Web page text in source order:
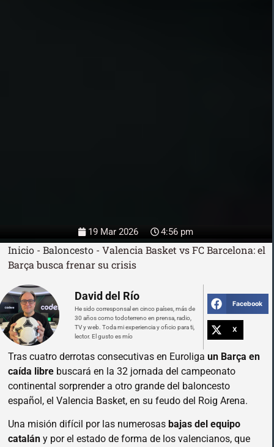
19 Mar 2026 4:56 pm
Inicio - Baloncesto - Valencia Basket vs FC Barcelona: el
Barça busca frenar su crisis
David del Río
He sido corresponsal en cinco países, más de
30 años como todoterreno en prensa, radio,
TV y web. Toda mi experiencia y oficio para ti,
lector. El gusto es mío
Facebook
X
Tras cuatro derrotas consecutivas en Euroliga un Barça en
caída libre buscará en la 32 jornada del campeonato
continental sorprender a otro grande del baloncesto
español, el Valencia Basket, en su feudo del Roig Arena.
Una misión difícil por las numerosas bajas del equipo
catalán y por el estado de forma de los valencianos, que